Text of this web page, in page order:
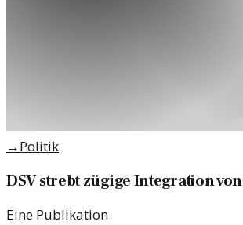
→Politik
DSV strebt zügige Integration
Eine Publikation